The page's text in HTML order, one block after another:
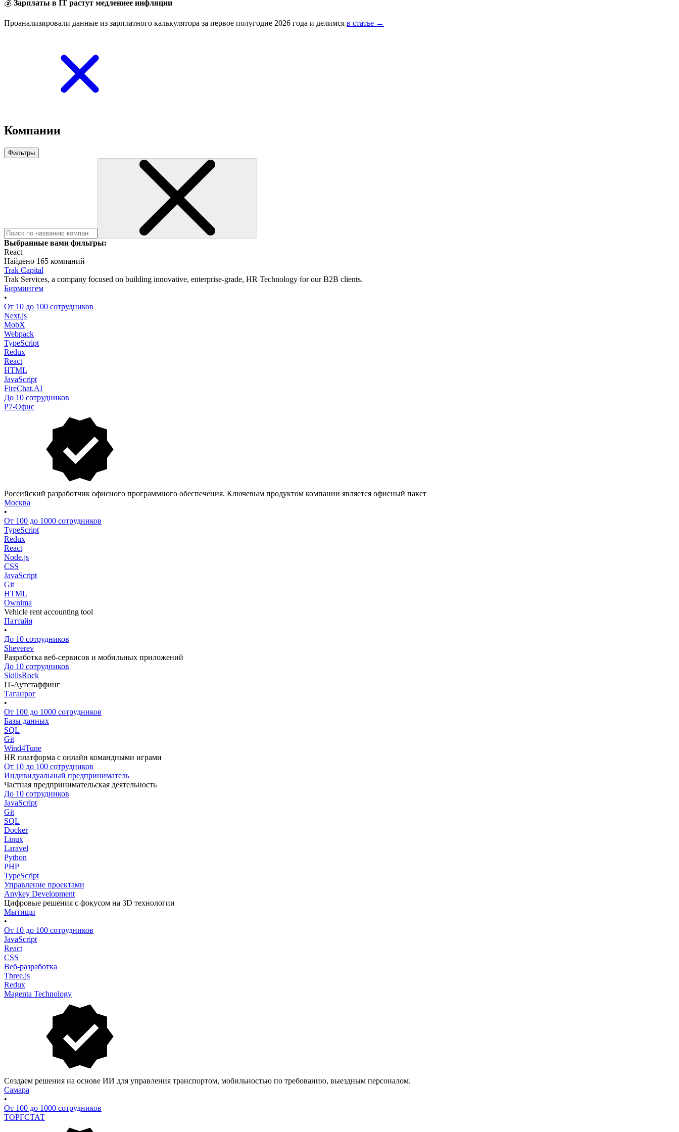
💰 Зарплаты в IT растут медленнее инфляции
Проанализировали данные из зарплатного калькулятора за первое полугодие 2026 года и делимся в статье →
Компании
Фильтры
Выбранные вами фильтры:
React
Найдено 165 компаний
Trak Capital
Trak Services, a company focused on building innovative, enterprise-grade, HR Technology for our B2B clients.
Бирмингем
•
От 10 до 100 сотрудников
Next.js
MobX
Webpack
TypeScript
Redux
React
HTML
JavaScript
FireChat.AI
До 10 сотрудников
Р7-Офис
Российский разработчик офисного программного обеспечения. Ключевым продуктом компании является офисный пакет
Москва
•
От 100 до 1000 сотрудников
TypeScript
Redux
React
Node.js
CSS
JavaScript
Git
HTML
Ownima
Vehicle rent accounting tool
Паттайя
•
До 10 сотрудников
Sheverev
Разработка веб-сервисов и мобильных приложений
До 10 сотрудников
SkillsRock
IT-Аутстаффинг
Таганрог
•
От 100 до 1000 сотрудников
Базы данных
SQL
Git
Wind4Tune
HR платформа с онлайн командными играми
От 10 до 100 сотрудников
Индивидуальный предприниматель
Частная предпринимательская деятельность
До 10 сотрудников
JavaScript
Git
SQL
Docker
Linux
Laravel
Python
PHP
TypeScript
Управление проектами
Anykey Development
Цифровые решения с фокусом на 3D технологии
Мытищи
•
От 10 до 100 сотрудников
JavaScript
React
CSS
Веб-разработка
Three.js
Redux
Magenta Technology
Создаем решения на основе ИИ для управления транспортом, мобильностью по требованию, выездным персоналом.
Самара
•
От 100 до 1000 сотрудников
ТОРГСТАТ